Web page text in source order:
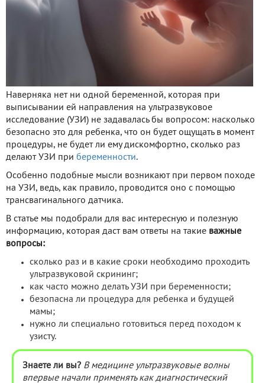
Наверняка нет ни одной беременной, которая при
выписывании ей направления на ультразвуковое
исследование (УЗИ) не задавалась бы вопросом: насколько
безопасно это для ребенка, что он будет ощущать в момент
процедуры, не будет ли ему дискомфортно, сколько раз
делают УЗИ при беременности.
Особенно подобные мысли возникают при первом походе
на УЗИ, ведь, как правило, проводится оно с помощью
трансвагинального датчика.
В статье мы подобрали для вас интересную и полезную
информацию, которая даст вам ответы на такие важные
вопросы:
сколько раз и в какие сроки необходимо проходить
ультразвуковой скрининг;
как часто можно делать УЗИ при беременности;
безопасна ли процедура для ребенка и будущей
мамы;
нужно ли специально готовиться перед походом к
узисту.
Знаете ли вы? В медицине ультразвуковые волны
впервые начали применять как диагностический